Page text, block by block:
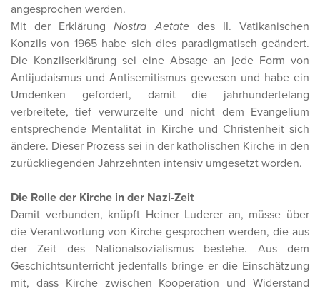
angesprochen werden.
Mit der ErklärungNostra Aetatedes II. Vatikanischen
Konzils von 1965 habe sich dies paradigmatisch geändert.
Die Konzilserklärung sei eine Absage an jede Form von
Antijudaismus und Antisemitismus gewesen und habe ein
Umdenken gefordert, damit die jahrhundertelang
verbreitete, tief verwurzelte und nicht dem Evangelium
entsprechende Mentalität in Kirche und Christenheit sich
ändere. Dieser Prozess sei in der katholischen Kirche in den
zurückliegenden Jahrzehnten intensiv umgesetzt worden.
Die Rolle der Kirche in der Nazi-Zeit
Damit verbunden, knüpft Heiner Luderer an, müsse über
die Verantwortung von Kirche gesprochen werden, die aus
der Zeit des Nationalsozialismus bestehe. Aus dem
Geschichtsunterricht jedenfalls bringe er die Einschätzung
mit, dass Kirche zwischen Kooperation und Widerstand